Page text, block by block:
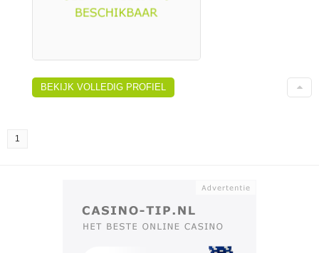
BEKIJK VOLLEDIG PROFIEL
1